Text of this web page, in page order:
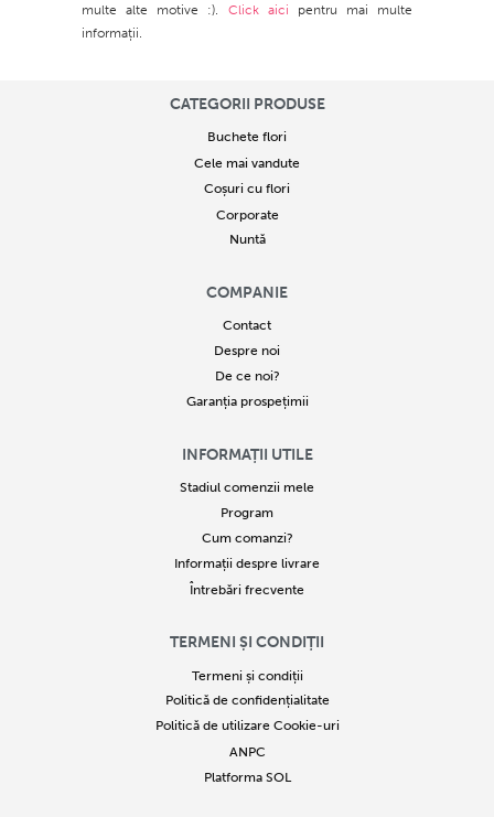
multe alte motive :). Click aici pentru mai multe
informații.
CATEGORII PRODUSE
Buchete flori
Cele mai vandute
Coșuri cu flori
Corporate
Nuntă
COMPANIE
Contact
Despre noi
De ce noi?
Garanția prospețimii
INFORMAȚII UTILE
Stadiul comenzii mele
Program
Cum comanzi?
Informații despre livrare
Întrebări frecvente
TERMENI ȘI CONDIȚII
Termeni și condiții
Politică de confidențialitate
Politică de utilizare Cookie-uri
ANPC
Platforma SOL